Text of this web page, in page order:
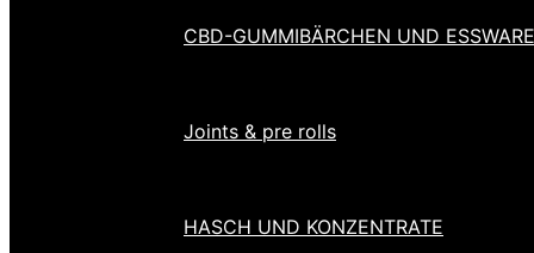
CBD-GUMMIBÄRCHEN UND
Joints & pre rolls
HASCH UND KONZENTRATE